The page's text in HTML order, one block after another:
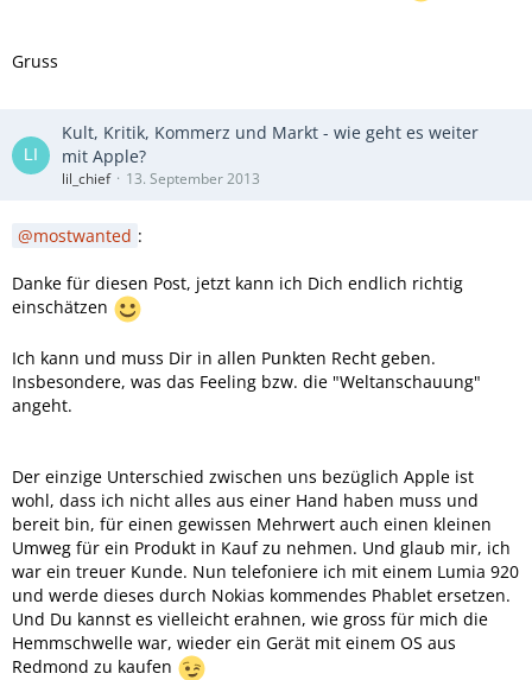
Gruss
Kult, Kritik, Kommerz und Markt - wie geht es weiter
mit Apple?
lil_chief 13. September 2013
mostwanted :
Danke für diesen Post, jetzt kann ich Dich endlich richtig
einschätzen
Ich kann und muss Dir in allen Punkten Recht geben.
Insbesondere, was das Feeling bzw. die "Weltanschauung"
angeht.
Der einzige Unterschied zwischen uns bezüglich Apple ist
wohl, dass ich nicht alles aus einer Hand haben muss und
bereit bin, für einen gewissen Mehrwert auch einen kleinen
Umweg für ein Produkt in Kauf zu nehmen. Und glaub mir, ich
war ein treuer Kunde. Nun telefoniere ich mit einem Lumia 920
und werde dieses durch Nokias kommendes Phablet ersetzen.
Und Du kannst es vielleicht erahnen, wie gross für mich die
Hemmschwelle war, wieder ein Gerät mit einem OS aus
Redmond zu kaufen